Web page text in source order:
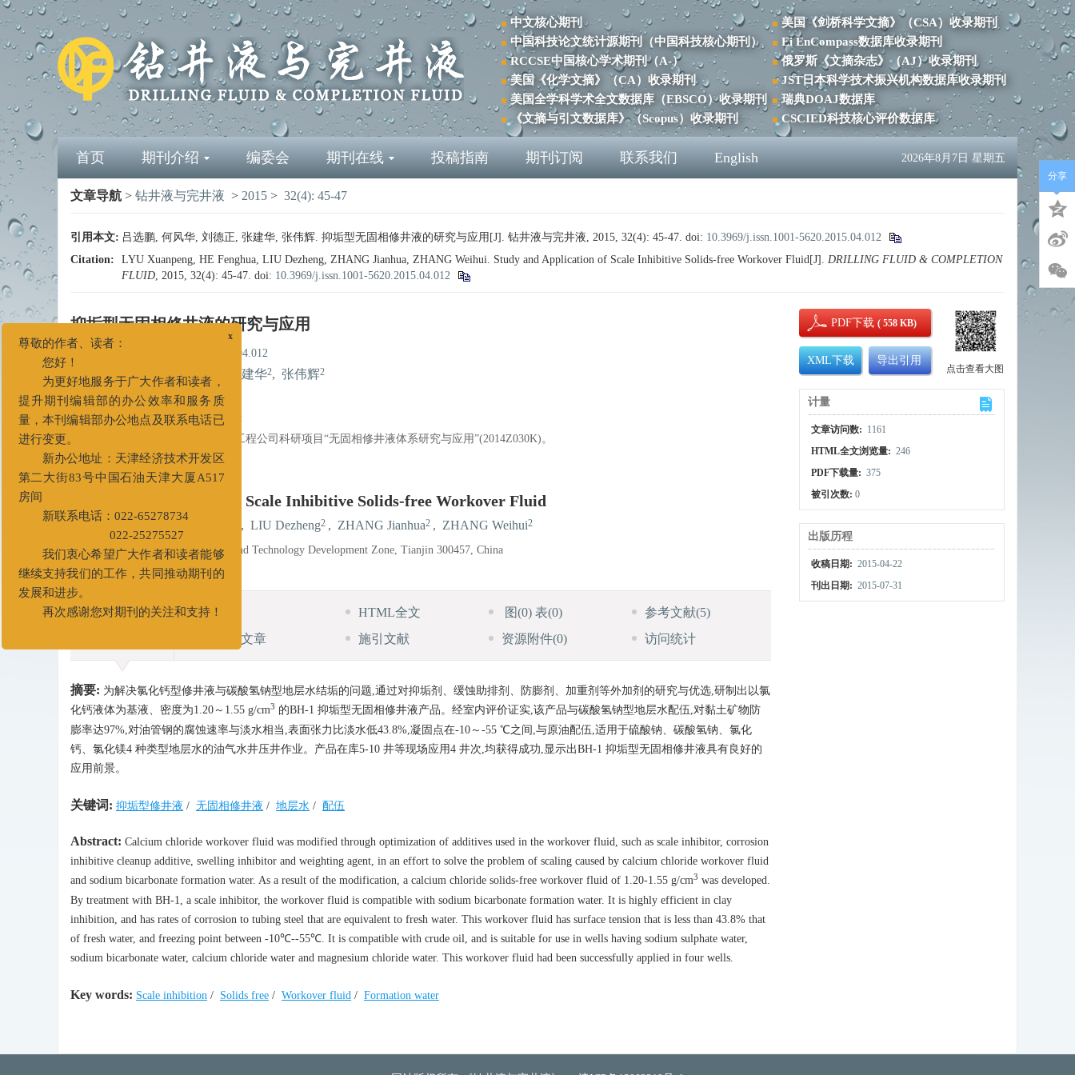
中文核心期刊
中国科技论文统计源期刊（中国科技核心期刊）
RCCSE中国核心学术期刊（A-）
美国《化学文摘》（CA）收录期刊
美国全学科学术全文数据库（EBSCO）收录期刊
《文摘与引文数据库》（Scopus）收录期刊
美国《剑桥科学文摘》（CSA）收录期刊
Ei EnCompass数据库收录期刊
俄罗斯《文摘杂志》（AJ）收录期刊
JST日本科学技术振兴机构数据库收录期刊
瑞典DOAJ数据库
CSCIED科技核心评价数据库
首页 期刊介绍 编委会 期刊在线 投稿指南 期刊订阅 联系我们 English 2026年8月7日 星期五
文章导航 > 钻井液与完井液 > 2015 > 32(4): 45-47
引用本文: 吕选鹏, 何风华, 刘德正, 张建华, 张伟辉. 抑垢型无固相修井液的研究与应用[J]. 钻井液与完井液, 2015, 32(4): 45-47. doi: 10.3969/j.issn.1001-5620.2015.04.012
Citation:
LYU Xuanpeng, HE Fenghua, LIU Dezheng, ZHANG Jianhua, ZHANG Weihui. Study and Application of Scale Inhibitive Solids-free Workover Fluid[J]. DRILLING FLUID & COMPLETION
FLUID, 2015, 32(4): 45-47. doi: 10.3969/j.issn.1001-5620.2015.04.012
抑垢型无固相修井液的研究与应用
10.3969/j.issn.1001-5620.2015.04.012
吕选鹏 , 何风华 , 刘德正 张建华2, 张伟辉2
1. 渤海钻探工程技术处,天津
2. 渤海钻探井下技术服务公司,天津
中国石油集团渤海钻探工程公司科研项目“无固相修井液体系研究与应用”(2014Z030K)。
详细信息
Study and Application of Scale Inhibitive Solids-free Workover Fluid
LYU Xuanpeng 1 , LIU Dezheng2 , ZHANG Jianhua2 , ZHANG Weihui2
No. 106 Huanghai Road, Economy and Technology Development Zone, Tianjin 300457, China
摘要 HTML全文 图(0) 表(0) 参考文献(5)
相关文章
施引文献 资源附件(0) 访问统计
摘要: 为解决氯化钙型修井液与碳酸氢钠型地层水结垢的问题,通过对抑垢剂、缓蚀助排剂、防膨剂、加重剂等外加剂的研究与优选,研制出以氯
化钙液体为基液、密度为1.20～1.55 g/cm3 的BH-1 抑垢型无固相修井液产品。经室内评价证实,该产品与碳酸氢钠型地层水配伍,对黏土矿物防
膨率达97%,对油管钢的腐蚀速率与淡水相当,表面张力比淡水低43.8%,凝固点在-10～-55 ℃之间,与原油配伍,适用于硫酸钠、碳酸氢钠、氯化
钙、氯化镁4 种类型地层水的油气水井压井作业。产品在库5-10 井等现场应用4 井次,均获得成功,显示出BH-1 抑垢型无固相修井液具有良好的
应用前景。
关键词: 抑垢型修井液 / 无固相修井液 / 地层水 / 配伍
Abstract: Calcium chloride workover fluid was modified through optimization of additives used in the workover fluid, such as scale inhibitor, corrosion
inhibitive cleanup additive, swelling inhibitor and weighting agent, in an effort to solve the problem of scaling caused by calcium chloride workover fluid
and sodium bicarbonate formation water. As a result of the modification, a calcium chloride solids-free workover fluid of 1.20-1.55 g/cm3 was developed.
By treatment with BH-1, a scale inhibitor, the workover fluid is compatible with sodium bicarbonate formation water. It is highly efficient in clay
inhibition, and has rates of corrosion to tubing steel that are equivalent to fresh water. This workover fluid has surface tension that is less than 43.8% that
of fresh water, and freezing point between -10℃--55℃. It is compatible with crude oil, and is suitable for use in wells having sodium sulphate water,
sodium bicarbonate water, calcium chloride water and magnesium chloride water. This workover fluid had been successfully applied in four wells.
Key words: Scale inhibition / Solids free / Workover fluid / Formation water
PDF下载( 558 KB)
XML下载 导出引用
点击查看大图
计量
文章访问数: 1161
HTML全文浏览量: 246
PDF下载量: 375
被引次数:0
出版历程
收稿日期: 2015-04-22
刊出日期: 2015-07-31
分享
x
尊敬的作者、读者：
您好！
为更好地服务于广大作者和读者，
提升期刊编辑部的办公效率和服务质
量，本刊编辑部办公地点及联系电话已
进行变更。
新办公地址：天津经济技术开发区
第二大街83号中国石油天津大厦A517
房间
新联系电话：022-65278734
022-25275527
我们衷心希望广大作者和读者能够
继续支持我们的工作，共同推动期刊的
发展和进步。